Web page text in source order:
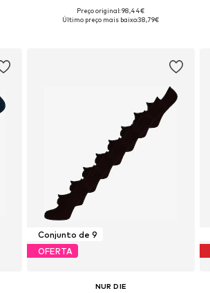
Tamanhos disponíveis: 35-38, 39-42
Preço original: 98,44€
Último preço mais baixo:38,79€
Conjunto de 9
OFERTA
NUR DIE